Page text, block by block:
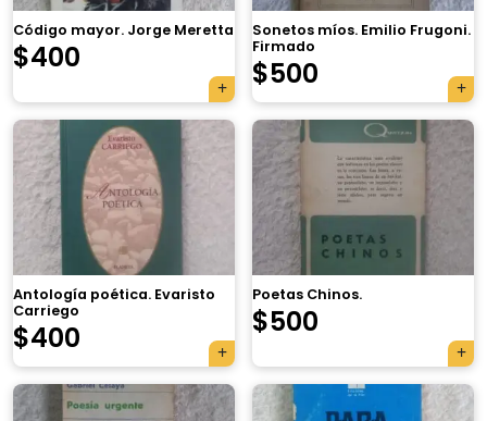
Código mayor. Jorge Meretta
$400
Sonetos míos. Emilio Frugoni.
Firmado
$500
Antología poética. Evaristo
Carriego
$400
Poetas Chinos.
$500